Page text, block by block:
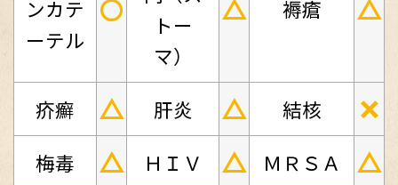
ンカテ
ーテル
○
トー
マ）
△ 褥瘡 △
疥癬 △ 肝炎 △ 結核 ×
梅毒 △ ＨＩＶ △ ＭＲＳＡ △